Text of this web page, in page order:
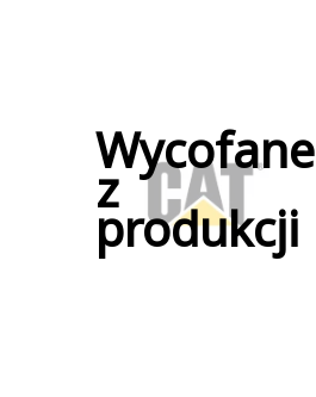
Wycofane
z
produkcji